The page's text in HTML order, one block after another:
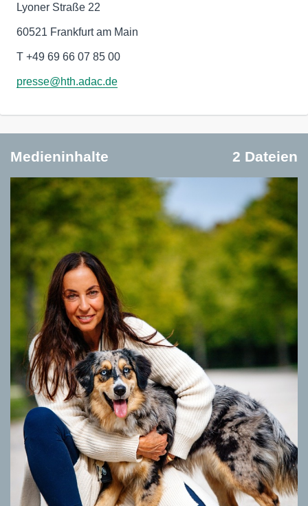
Lyoner Straße 22
60521 Frankfurt am Main
T +49 69 66 07 85 00
presse@hth.adac.de
Medieninhalte 2 Dateien